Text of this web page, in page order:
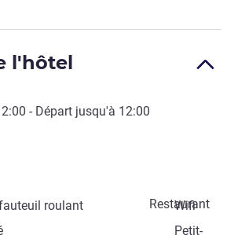
l'hôtel
- Départ jusqu'à 12:00
Restaurant
roulant
Wifi
Petit-